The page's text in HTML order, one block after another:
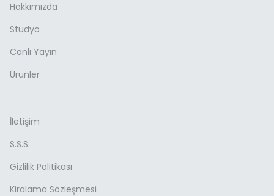
Hakkımızda
Stüdyo
Canlı Yayın
Ürünler
İletişim
S.S.S.
Gizlilik Politikası
Kiralama Sözleşmesi